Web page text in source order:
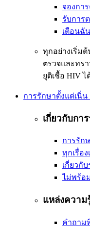
จองกา
รับการ
เตือนฉัน
ทุกอย่างเริ่มต้
ตรวจและทร
ยุติเชื้อ HIV ไ
การรักษาตั้งแต่เนิ่น
เกี่ยวกับกา
การรัก
ทุกเรื่อ
เกี่ยวกั
ไม่พร้อ
แหล่งความ
คำถาม